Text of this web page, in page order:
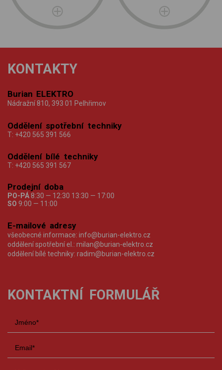
KONTAKTY
Burian ELEKTRO
Nádražní 810, 393 01 Pelhřimov
Oddělení spotřební techniky
T: +420 565 391 566
Oddělení bílé techniky
T: +420 565 391 567
Prodejní doba
PO-PÁ 8:30 — 12:30 13:30 — 17:00
SO 9:00 — 11:00
E-mailové adresy
všeobecné informace: info@burian-elektro.cz
oddělení spotřební el.: milan@burian-elektro.cz
oddělení bílé techniky: radim@burian-elektro.cz
KONTAKTNÍ FORMULÁŘ